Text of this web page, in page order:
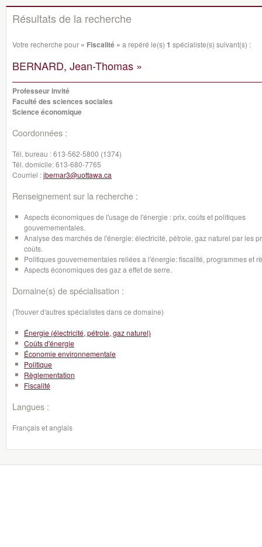
Résultats de la recherche
Votre recherche pour « Fiscalité » a repéré le(s) 1 spécialiste(s) suivant(s) :
BERNARD, Jean-Thomas »
Professeur invité
Faculté des sciences sociales
Science économique
Coordonnées :
Tél. bureau :613-562-5800 (1374)
Tél. domicile:613-680-7765
Courriel :jbernar3@uottawa.ca
Renseignement sur la recherche :
Aspects économiques de l'usage de l'énergie : prix, coûts et politiques
gouvernementales.
Analyse des marchés de l'énergie: électricité, pétrole, gaz naturel par les
coûts.
Politiques gouvernementales reliées a l'énergie: fiscalité, programmes et
Aspects économiques des gaz a effet de serre.
Domaine(s) de spécialisation :
(Trouver d'autres spécialistes dans ce domaine)
Énergie (électricité, pétrole, gaz naturel)
Coûts d'énergie
Économie environnementale
Politique
Règlementation
Fiscalité
Langues :
Français et anglais